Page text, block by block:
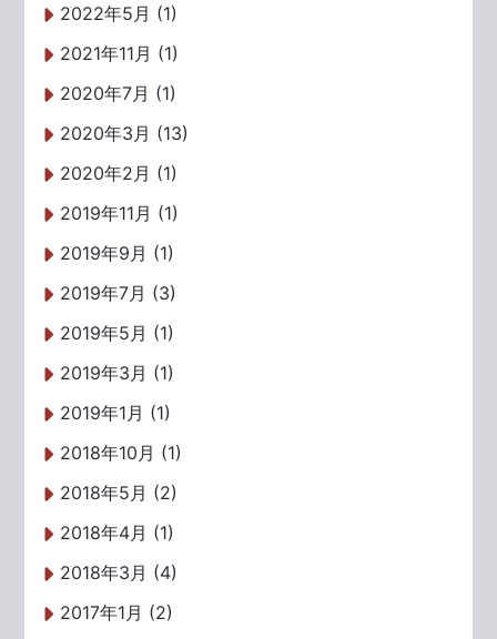
2022年5月 (1)
2021年11月 (1)
2020年7月 (1)
2020年3月 (13)
2020年2月 (1)
2019年11月 (1)
2019年9月 (1)
2019年7月 (3)
2019年5月 (1)
2019年3月 (1)
2019年1月 (1)
2018年10月 (1)
2018年5月 (2)
2018年4月 (1)
2018年3月 (4)
2017年1月 (2)